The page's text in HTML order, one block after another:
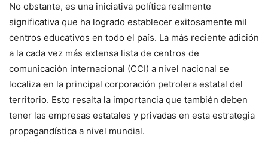
No obstante, es una iniciativa política realmente
significativa que ha logrado establecer exitosamente mil
centros educativos en todo el país. La más reciente adición
a la cada vez más extensa lista de centros de
comunicación internacional (CCI) a nivel nacional se
localiza en la principal corporación petrolera estatal del
territorio. Esto resalta la importancia que también deben
tener las empresas estatales y privadas en esta estrategia
propagandística a nivel mundial.